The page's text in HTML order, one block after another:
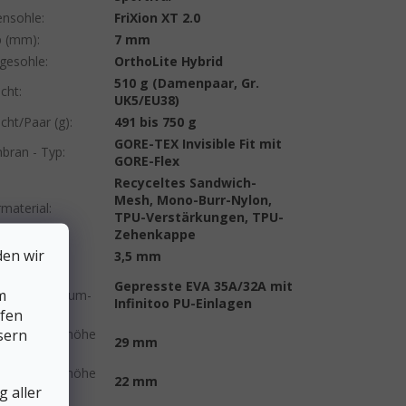
wir
aller
:
FriXion XT 2.0
(mm):
7 mm
:
OrthoLite Hybrid
:
510 g (Damenpaar, Gr.
UK5/EU38)
Paar (g):
491 bis 750 g
- Typ:
GORE-TEX Invisible Fit mit
GORE-Flex
:
Recyceltes Sandwich-
Mesh, Mono-Burr-Nylon,
TPU-Verstärkungen, TPU-
Zehenkappe
:
3,5 mm
Gepresste EVA 35A/32A mit
Infinitoo PU-Einlagen
29 mm
:
22 mm